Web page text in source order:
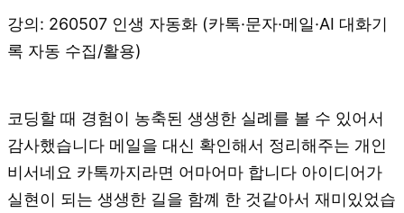
강의: 260507 인생 자동화 (카톡·문자·메일·AI 대화기
록 자동 수집/활용)
코딩할 때 경험이 농축된 생생한 실례를 볼 수 있어서
감사했습니다 메일을 대신 확인해서 정리해주는 개인
비서네요 카톡까지라면 어마어마 합니다 아이디어가
실현이 되는 생생한 길을 함꼐 한 것같아서 재미있었습